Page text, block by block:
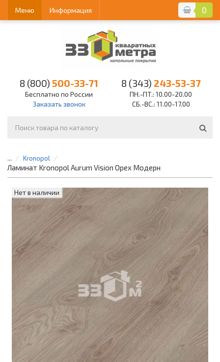
0
Меню Информация
8 (800) 500-33-71
Бесплатно по России
Заказать звонок
8 (343) 243-53-37
ПН.-ПТ.: 10.00-20.00
СБ.-ВС.: 11.00-17.00
... Kronopol
Ламинат Kronopol Aurum Vision Орех Модерн
Нет в наличии